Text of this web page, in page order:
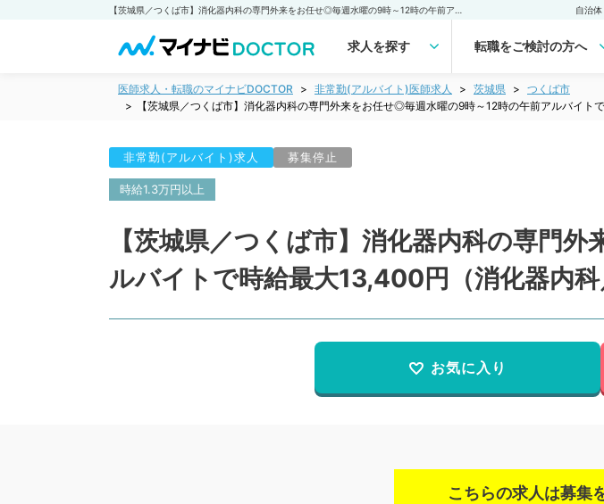
自治
求人を探す 転職をご検討の方へ
医師求人・転職のマイナビDOCTOR 非常勤(アルバイト)医師求人 茨城県
つくば市
【茨城県／つくば市】消化器内科の専門外来をお任せ◎毎週水曜の9時～12時の午前アルバイト
非常勤(アルバイト)求人 募集停止
時給1.3万円以上
【茨城県／つくば市】消化器内科の専門
ルバイトで時給最大13,400円（消化器内科
お気に入り
こちらの求人は募集